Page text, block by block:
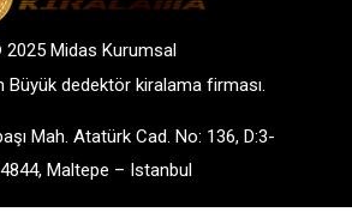
2025 Midas Kurumsal
Büyük dedektör kiralama firması.
Mah. Atatürk Cad. No: 136, D:3-
Maltepe – Istanbul